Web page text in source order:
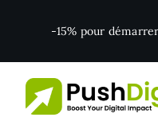
content
-15% pour